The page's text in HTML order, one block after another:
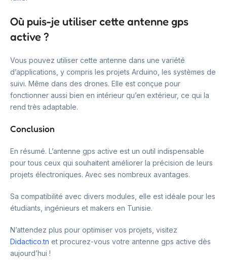
Où puis-je utiliser cette antenne gps
active ?
Vous pouvez utiliser cette antenne dans une variété
d’applications, y compris les projets Arduino, les systèmes de
suivi. Même dans des drones. Elle est conçue pour
fonctionner aussi bien en intérieur qu’en extérieur, ce qui la
rend très adaptable.
Conclusion
En résumé. L’antenne gps active est un outil indispensable
pour tous ceux qui souhaitent améliorer la précision de leurs
projets électroniques. Avec ses nombreux avantages.
Sa compatibilité avec divers modules, elle est idéale pour les
étudiants, ingénieurs et makers en Tunisie.
N’attendez plus pour optimiser vos projets, visitez
Didactico.tn et procurez-vous votre antenne gps active dès
aujourd’hui !